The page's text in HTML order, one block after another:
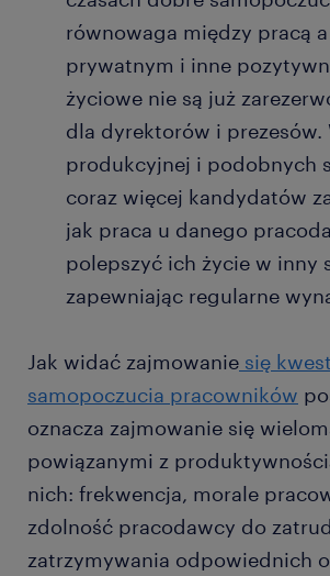
równowaga między pracą
prywatnym i inne
życiowe nie są już
dla dyrektorów i prezesów.
produkcyjnej i podobnych
coraz więcej kandydatów
jak praca u danego
polepszyć ich życie w inny
zapewniając regularne
Jak widać zajmowanie się
samopoczucia pracowników
oznacza zajmowanie się
powiązanymi z
nich: frekwencja, morale
zdolność pracodawcy do
zatrzymywania odpowiednich